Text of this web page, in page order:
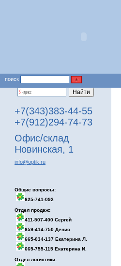
поиск
+7(343)383-44-55
+7(912)294-74-73
Офис/склад
Новинская, 1
info@optik.ru
Общие вопросы:
625-741-092
Отдел продаж:
411-507-400 Сергей
659-414-750 Денис
665-034-137 Екатерина Л.
665-755-115 Екатерина И.
Отдел логистики: